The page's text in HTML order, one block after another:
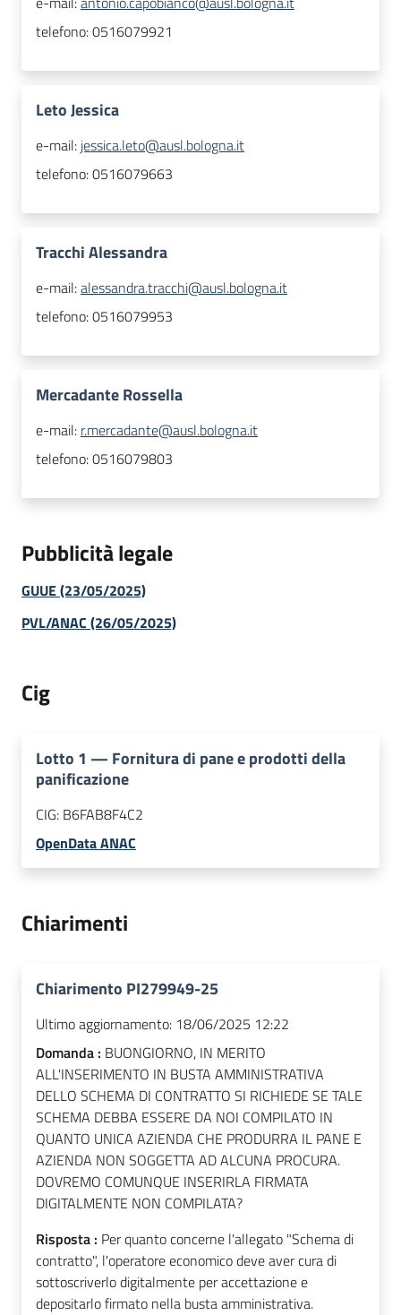
telefono:0516079921
Leto Jessica
e-mail: jessica.leto@ausl.bologna.it
telefono:0516079663
Tracchi Alessandra
e-mail:alessandra.tracchi@ausl.bologna.it
telefono:0516079953
Mercadante Rossella
e-mail: r.mercadante@ausl.bologna.it
telefono:0516079803
Pubblicità legale
GUUE (23/05/2025)
PVL/ANAC (26/05/2025)
Cig
Lotto 1 — Fornitura di pane e prodotti della
panificazione
CIG: B6FAB8F4C2
OpenData ANAC
Chiarimenti
Chiarimento PI279949-25
Ultimo aggiornamento: 18/06/2025 12:22
Domanda : BUONGIORNO, IN MERITO
ALL'INSERIMENTO IN BUSTA AMMINISTRATIVA
DELLO SCHEMA DI CONTRATTO SI RICHIEDE SE TALE
SCHEMA DEBBA ESSERE DA NOI COMPILATO IN
QUANTO UNICA AZIENDA CHE PRODURRA IL PANE E
AZIENDA NON SOGGETTA AD ALCUNA PROCURA.
DOVREMO COMUNQUE INSERIRLA FIRMATA
DIGITALMENTE NON COMPILATA?
Risposta : Per quanto concerne l'allegato "Schema di
contratto", l'operatore economico deve aver cura di
sottoscriverlo digitalmente per accettazione e
depositarlo firmato nella busta amministrativa.